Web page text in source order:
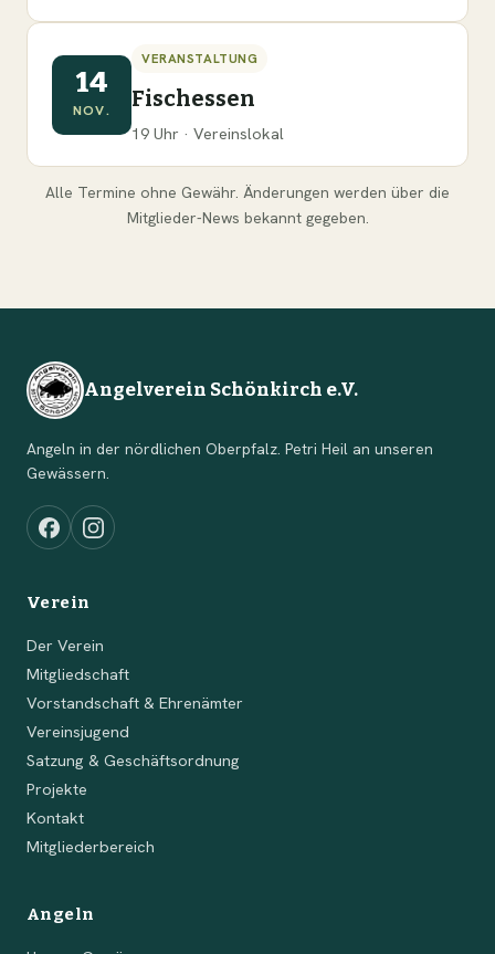
14
NOV.
VERANSTALTUNG
Fischessen
19 Uhr · Vereinslokal
Alle Termine ohne Gewähr. Änderungen werden über die
Mitglieder-News bekannt gegeben.
Angelverein Schönkirch e.V.
Angeln in der nördlichen Oberpfalz. Petri Heil an unseren
Gewässern.
Verein
Der Verein
Mitgliedschaft
Vorstandschaft & Ehrenämter
Vereinsjugend
Satzung & Geschäftsordnung
Projekte
Kontakt
Mitgliederbereich
Angeln